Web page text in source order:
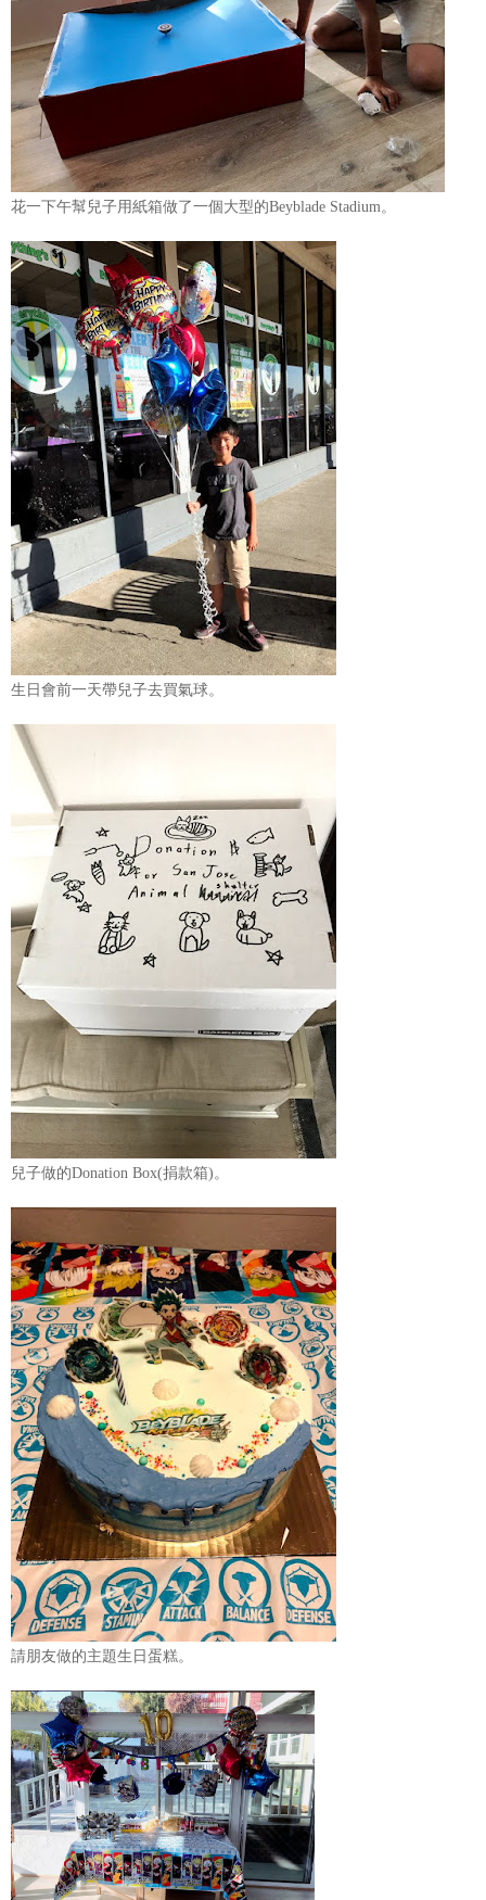
花一下午幫兒子用紙箱做了一個大型的Beyblade Stadium。
生日會前一天帶兒子去買氣球。
兒子做的Donation Box(捐款箱)。
請朋友做的主題生日蛋糕。